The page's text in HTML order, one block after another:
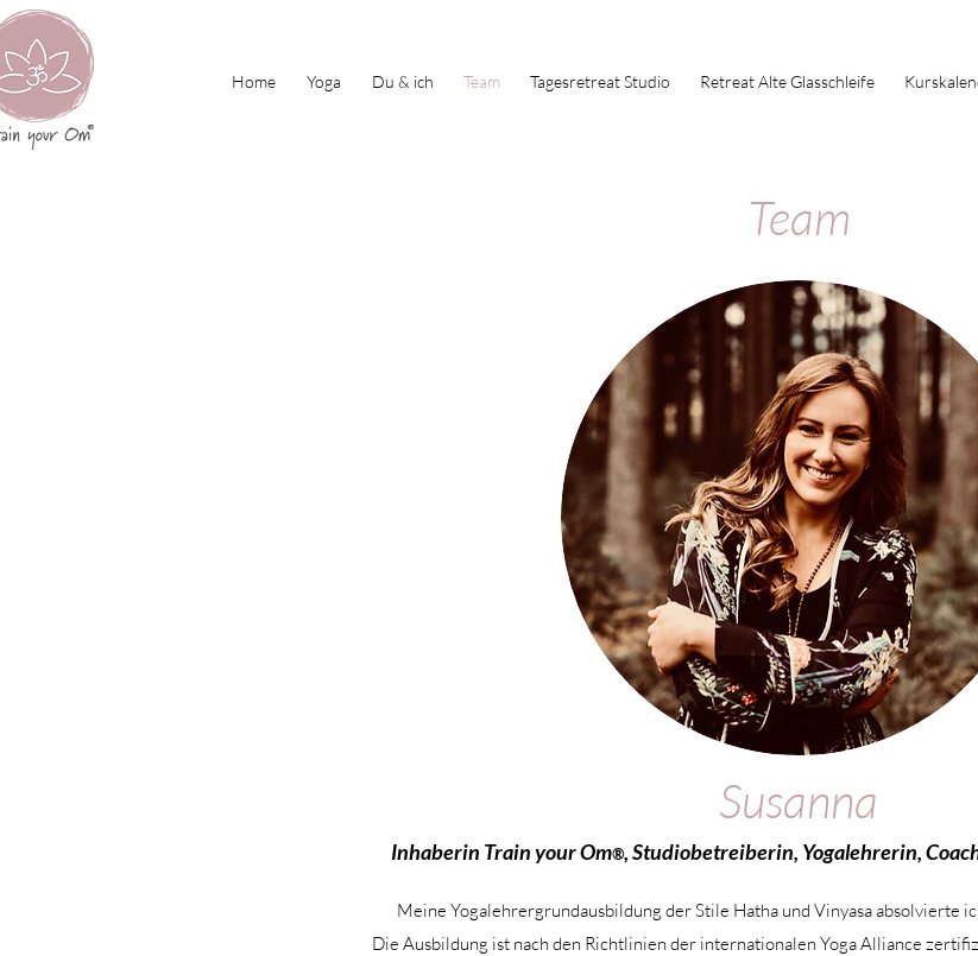
Home Yoga Du & ich Team Tagesretreat Studio Retreat Alte Glasschleife
Team
Susanna
Inhaberin Train your Om®, Studiobetreiberin, Yogalehrerin,
Meine Yogalehrergrundausbildung der Stile Hatha und Vinyasa absolvierte
Die Ausbildung ist nach den Richtlinien der internationalen Yoga Alliance